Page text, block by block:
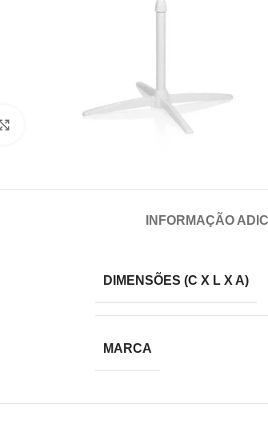
INFORMAÇÃO
DIMENSÕES (C X L X A)
MARCA